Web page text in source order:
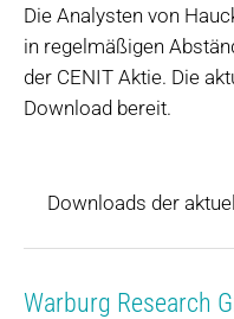
Die Analysten von
in regelmäßigen
der CENIT Aktie. Die
Download bereit.
Downloads der
Warburg Research